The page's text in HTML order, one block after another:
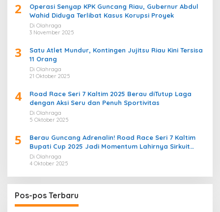
2
Operasi Senyap KPK Guncang Riau, Gubernur Abdul
Wahid Diduga Terlibat Kasus Korupsi Proyek
Di Olahraga
3 November 2025
3
Satu Atlet Mundur, Kontingen Jujitsu Riau Kini Tersisa
11 Orang
Di Olahraga
21 Oktober 2025
4
Road Race Seri 7 Kaltim 2025 Berau diTutup Laga
dengan Aksi Seru dan Penuh Sportivitas
Di Olahraga
5 Oktober 2025
5
Berau Guncang Adrenalin! Road Race Seri 7 Kaltim
Bupati Cup 2025 Jadi Momentum Lahirnya Sirkuit
Permanen 2026
Di Olahraga
4 Oktober 2025
Pos-pos Terbaru